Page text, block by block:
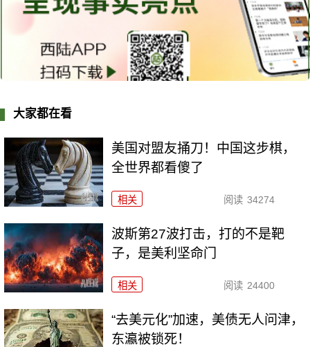
大家都在看
美国对盟友捅刀！中国这步棋，
全世界都看傻了
相关 阅读 34274
波斯第27波打击，打的不是靶
子，是美利坚命门
相关 阅读 24400
“去美元化”加速，美债无人问津，
东瀛被锁死！